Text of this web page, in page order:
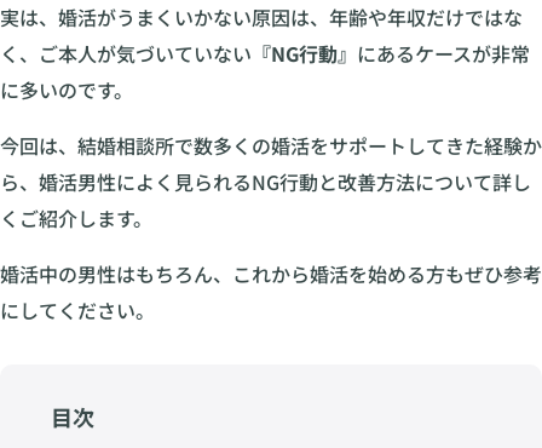
実は、婚活がうまくいかない原因は、年齢や年収だけではな
く、ご本人が気づいていない 『NG行動』 にあるケースが非常
に多いのです。
今回は、結婚相談所で数多くの婚活をサポートしてきた経験か
ら、婚活男性によく見られるNG行動と改善方法について詳し
くご紹介します。
婚活中の男性はもちろん、これから婚活を始める方もぜひ参考
にしてください。
目次